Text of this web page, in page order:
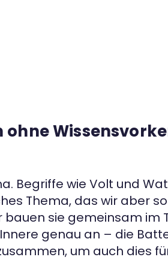
Begriffe wie Volt und
Thema, das wir aber so
bauen sie gemeinsam im
genau an – die
um auch dies